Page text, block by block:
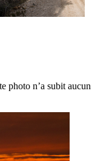
photo n’a subit aucun